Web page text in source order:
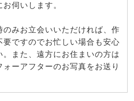
伺いします。
のみお立会いいただければ、作
要ですのでお忙しい場合も安心
。また、遠方にお住まいの方は
ーアフターのお写真をお送り